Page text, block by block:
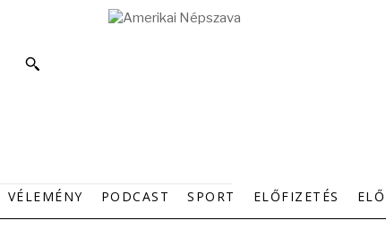
VÉLEMÉNY PODCAST SPORT ELŐFIZETÉS